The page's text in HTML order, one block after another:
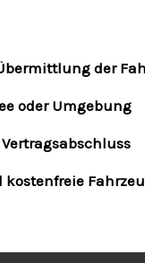
der
oder Umgebung
kostenfreie